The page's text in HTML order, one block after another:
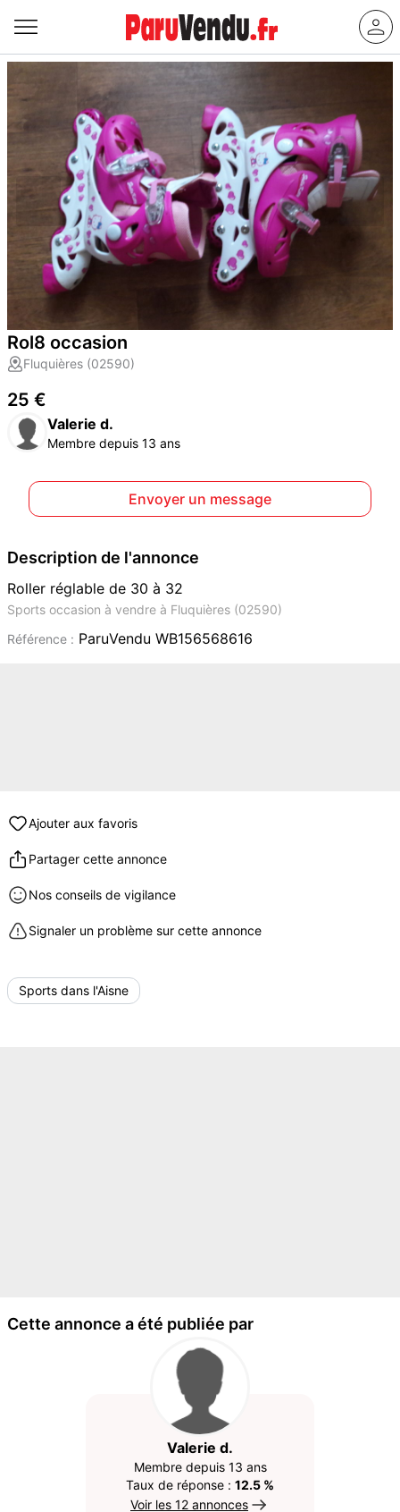
Rol8 occasion
Fluquières (02590)
25 €
Valerie d.
Membre depuis 13 ans
Envoyer un message
Description de l'annonce
Roller réglable de 30 à 32
Sports occasion à vendre à Fluquières (02590)
Référence : ParuVendu WB156568616
Ajouter aux favoris
Partager cette annonce
Nos conseils de vigilance
Signaler un problème sur cette annonce
Sports dans l'Aisne
Cette annonce a été publiée par
Valerie d.
Membre depuis 13 ans
Taux de réponse : 12.5 %
Voir les 12 annonces